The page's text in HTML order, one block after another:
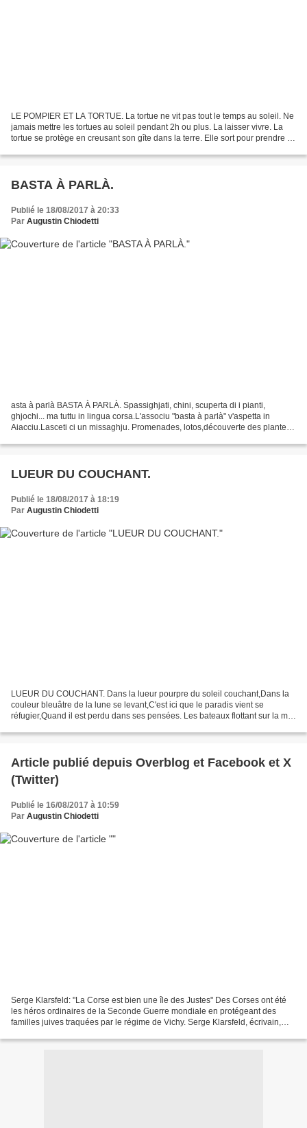
LE POMPIER ET LA TORTUE. La tortue ne vit pas tout le temps au soleil. Ne
jamais mettre les tortues au soleil pendant 2h ou plus. La laisser vivre. La
tortue se protège en creusant son gîte dans la terre. Elle sort pour prendre le
BASTA À PARLÀ.
Publié le 18/08/2017 à 20:33
Par Augustin Chiodetti
asta à parlà BASTA À PARLÀ. Spassighjati, chini, scuperta di i pianti,
ghjochi... ma tuttu in lingua corsa.L'associu "basta à parlà" v'aspetta in
Aiacciu.Lasceti ci un missaghju. Promenades, lotos,découverte des plantes,
LUEUR DU COUCHANT.
Publié le 18/08/2017 à 18:19
Par Augustin Chiodetti
LUEUR DU COUCHANT. Dans la lueur pourpre du soleil couchant,Dans la
couleur bleuâtre de la lune se levant,C'est ici que le paradis vient se
réfugier,Quand il est perdu dans ses pensées. Les bateaux flottant sur la mer
Article publié depuis Overblog et Facebook et X
(Twitter)
Publié le 16/08/2017 à 10:59
Par Augustin Chiodetti
Serge Klarsfeld: "La Corse est bien une île des Justes" Des Corses ont été
les héros ordinaires de la Seconde Guerre mondiale en protégeant des
familles juives traquées par le régime de Vichy. Serge Klarsfeld, écrivain,